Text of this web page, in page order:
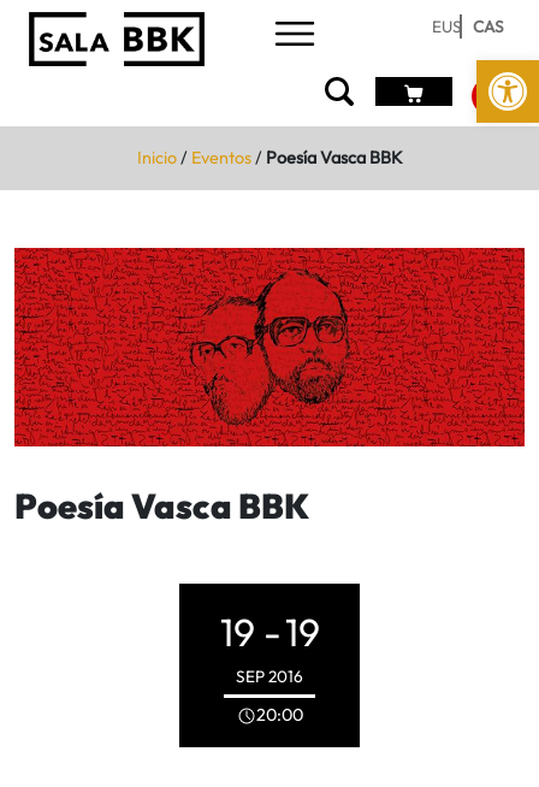
Abrir
EUS CAS
Inicio/ Eventos/ Poesía Vasca BBK
Poesía Vasca BBK
19 -19
SEP2016
20:00